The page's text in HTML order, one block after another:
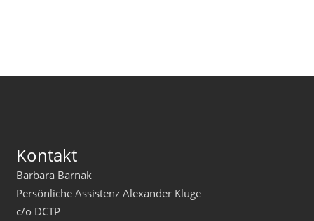
Kontakt
Barbara Barnak
Persönliche Assistenz Alexander Kluge
c/o DCTP